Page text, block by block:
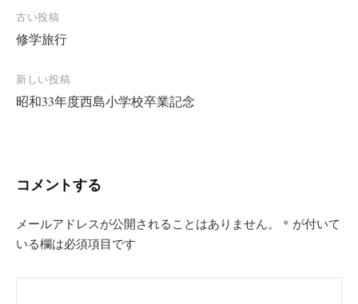
稿
ナ
ー
ョ
ン
古い投稿
修学旅行
新しい投稿
昭和33年度西島小学校卒業記念
コメントする
メールアドレスが公開されることはありません。 * が付いて
いる欄は必須項目です